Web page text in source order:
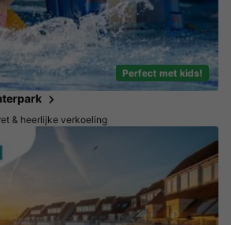
Perfect met kids!
& heerlijke verkoeling